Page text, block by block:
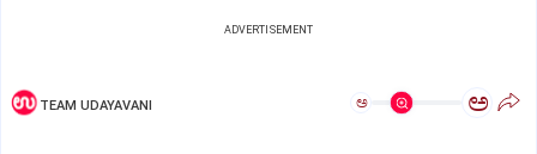
ADVERTISEMENT
TEAM UDAYAVANI ಅ ಅ